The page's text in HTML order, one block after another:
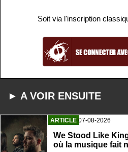
Soit via l'inscription
► A VOIR ENSUITE
ARTICLE 07-08-2026
We Stood Like
où la musique fait